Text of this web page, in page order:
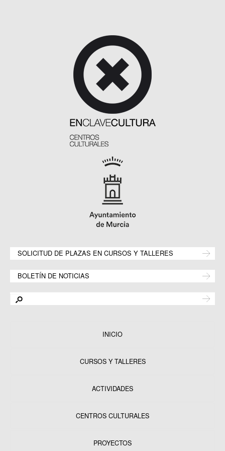
SOLICITUD DE PLAZAS EN CURSOS Y TALLERES
BOLETÍN DE NOTICIAS
INICIO
CURSOS Y TALLERES
ACTIVIDADES
CENTROS CULTURALES
PROYECTOS